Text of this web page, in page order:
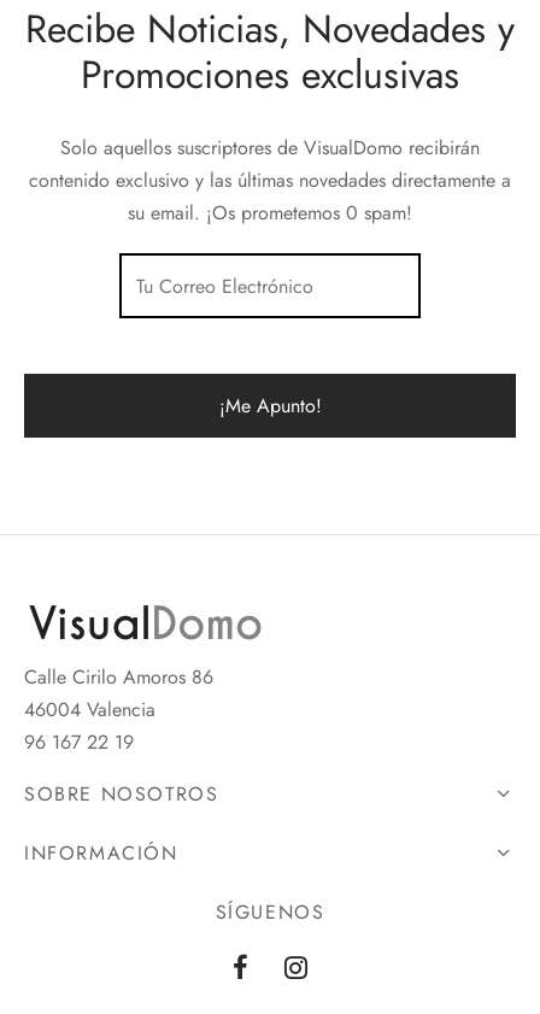
Recibe Noticias, Novedades y
Promociones exclusivas
Solo aquellos suscriptores de VisualDomo recibirán
contenido exclusivo y las últimas novedades directamente a
su email. ¡Os prometemos 0 spam!
Calle Cirilo Amoros 86
46004 Valencia
96 167 22 19
SOBRE NOSOTROS
INFORMACIÓN
SÍGUENOS